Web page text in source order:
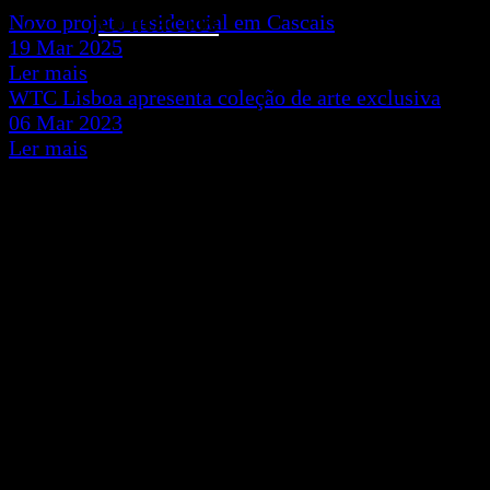
Contactos
Novo projeto residencial em Cascais
19 Mar 2025
Ler mais
WTC Lisboa apresenta coleção de arte exclusiva
06 Mar 2023
Ler mais